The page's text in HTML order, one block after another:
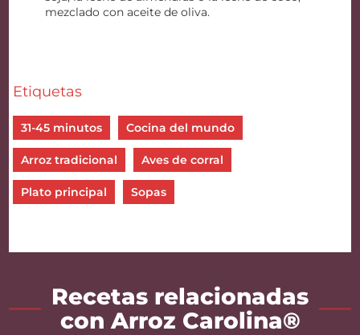
mezclado con aceite de oliva.
Etiquetas
31-45 minutos Cocina del mundo
Arroz tradicional Aves de corral
Plato principal Sopas
Recetas relacionadas
con Arroz Carolina®